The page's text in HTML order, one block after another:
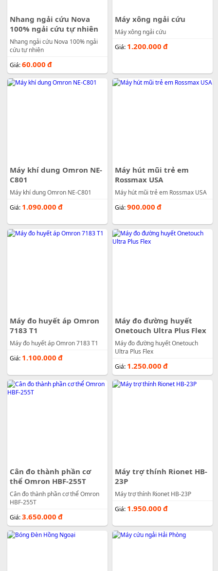
Nhang ngải cứu Nova
100% ngải cứu tự nhiên
Nhang ngải cứu Nova 100% ngải
cứu tự nhiên
Giá:60.000 đ
Máy xông ngải cứu
Máy xông ngải cứu
Giá: 1.200.000 đ
Máy khí dung Omron NE-
C801
Máy khí dung Omron NE-C801
Giá: 1.090.000 đ
Máy hút mũi trẻ em
Rossmax USA
Máy hút mũi trẻ em Rossmax USA
Giá:900.000 đ
Máy đo huyết áp Omron
7183 T1
Máy đo huyết áp Omron 7183 T1
Giá: 1.100.000 đ
Máy đo đường huyết
Onetouch Ultra Plus Flex
Máy đo đường huyết Onetouch
Ultra Plus Flex
Giá: 1.250.000 đ
Cân đo thành phần cơ
thể Omron HBF-255T
Cân đo thành phần cơ thể Omron
HBF-255T
Giá:3.650.000 đ
Máy trợ thính Rionet HB-
23P
Máy trợ thính Rionet HB-23P
Giá: 1.950.000 đ